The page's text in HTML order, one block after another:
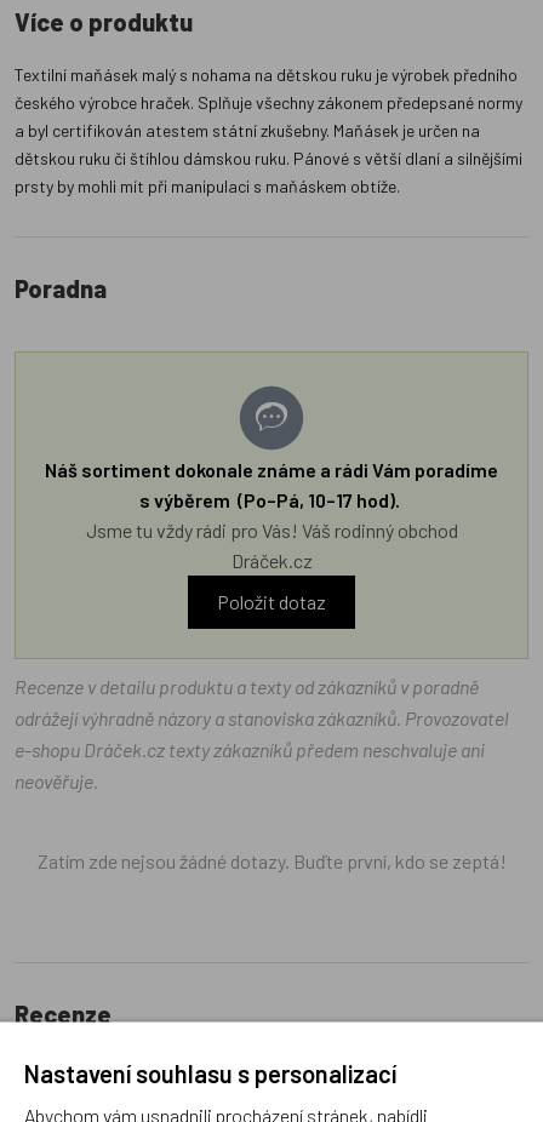
Více o produktu
Textilní maňásek malý s nohama na dětskou ruku je výrobek předního
českého výrobce hraček. Splňuje všechny zákonem předepsané normy
a byl certifikován atestem státní zkušebny. Maňásek je určen na
dětskou ruku či štíhlou dámskou ruku. Pánové s větší dlaní a silnějšími
prsty by mohli mít při manipulaci s maňáskem obtíže.
Poradna
Náš sortiment dokonale známe a rádi Vám poradíme
s výběrem (Po–Pá, 10–17 hod).
Jsme tu vždy rádi pro Vás! Váš rodinný obchod
Dráček.cz
Položit dotaz
Recenze v detailu produktu a texty od zákazníků v poradně
odrážejí výhradně názory a stanoviska zákazníků. Provozovatel
e-shopu Dráček.cz texty zákazníků předem neschvaluje ani
neověřuje.
Zatím zde nejsou žádné dotazy. Buďte první, kdo se zeptá!
Recenze
Nastavení souhlasu s personalizací
Abychom vám usnadnili procházení stránek, nabídli